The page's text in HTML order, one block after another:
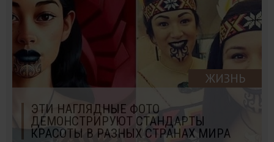
ЖИЗНЬ
ЭТИ НАГЛЯДНЫЕ ФОТО
ДЕМОНСТРИРУЮТ СТАНДАРТЫ
КРАСОТЫ В РАЗНЫХ СТРАНАХ МИРА